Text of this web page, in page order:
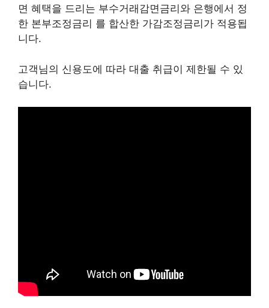
면 혜택을 드리는 부수거래감면금리와 은행에서 정
한 본부조정금리 를 합산한 가감조정금리가 적용됩
니다.
고객님의 신용도에 따라 대출 취급이 제한될 수 있
습니다.